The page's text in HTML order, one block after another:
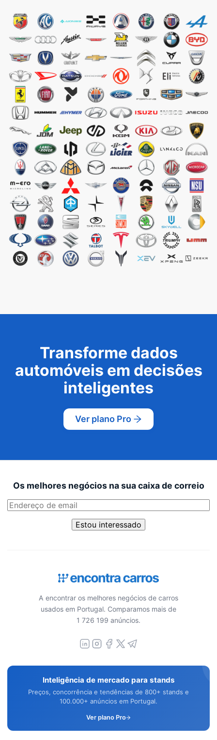
Transforme dados
automóveis em decisões
inteligentes
Ver plano Pro
Os melhores negócios na sua caixa de correio
Estou interessado
A encontrar os melhores negócios de carros
usados em Portugal. Comparamos mais de
1 726 199 anúncios.
Inteligência de mercado para stands
Preços, concorrência e tendências de 800+ stands e
100.000+ anúncios em Portugal.
Ver plano Pro